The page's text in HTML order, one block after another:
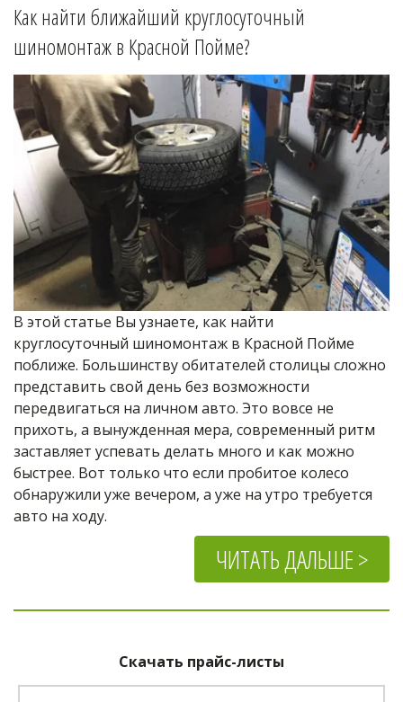
Как найти ближайший круглосуточный
шиномонтаж в Красной Пойме?
В этой статье Вы узнаете, как найти
круглосуточный шиномонтаж в Красной Пойме
поближе. Большинству обитателей столицы сложно
представить свой день без возможности
передвигаться на личном авто. Это вовсе не
прихоть, а вынужденная мера, современный ритм
заставляет успевать делать много и как можно
быстрее. Вот только что если пробитое колесо
обнаружили уже вечером, а уже на утро требуется
авто на ходу.
ЧИТАТЬ ДАЛЬШЕ >
Скачать прайс-листы